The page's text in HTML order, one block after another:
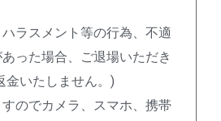
ラスメント等の行為、不適
った場合、ご退場いただき
金いたしません。)
のでカメラ、スマホ、携帯